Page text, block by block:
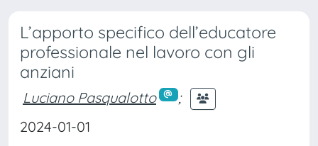
L’apporto specifico dell’educatore
professionale nel lavoro con gli
anziani
Luciano Pasqualotto
;
2024-01-01